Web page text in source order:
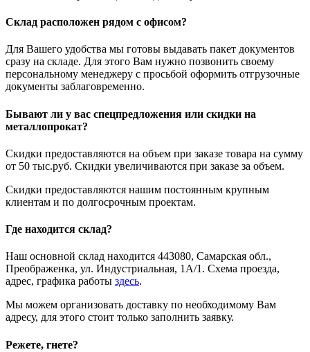
Склад расположен рядом с офисом?
Для Вашего удобства мы готовы выдавать пакет документов
сразу на складе. Для этого Вам нужно позвонить своему
персональному менеджеру с просьбой оформить отгрузочные
документы заблаговременно.
Бывают ли у вас спецпредложения или скидки на
металлопрокат?
Скидки предоставляются на объем при заказе товара на сумму
от 50 тыс.руб. Скидки увеличиваются при заказе за объем.
Скидки предоставляются нашим постоянным крупным
клиентам и по долгосрочным проектам.
Где находится склад?
Наш основной склад находится 443080, Самарская обл.,
Преображенка, ул. Индустриальная, 1А/1. Схема проезда,
адрес, графика работы здесь.
Мы можем организовать доставку по необходимому Вам
адресу, для этого стоит только заполнить заявку.
Режете, гнете?